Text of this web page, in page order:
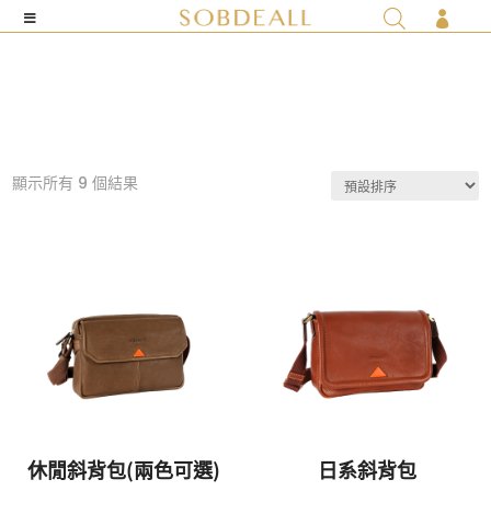

顯示所有 9 個結果
休閒斜背包(兩色可選) 日系斜背包